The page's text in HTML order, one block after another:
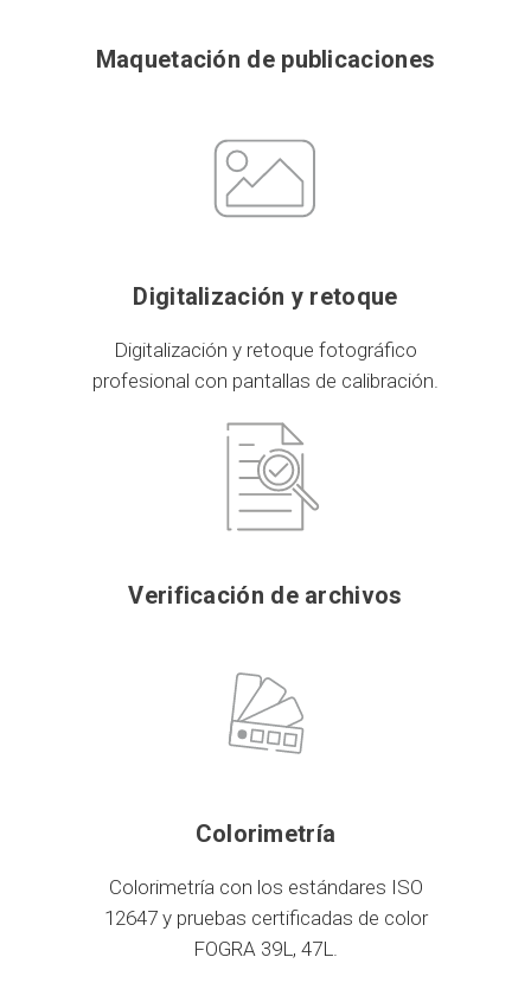
Maquetación de publicaciones
Digitalización y retoque
Digitalización y retoque fotográfico
profesional con pantallas de calibración.
Verificación de archivos
Colorimetría
Colorimetría con los estándares ISO
12647 y pruebas certificadas de color
FOGRA 39L, 47L.